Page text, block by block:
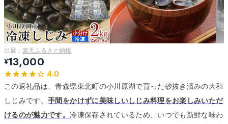
出展： 楽天ふるさと納税
¥13,000
4.0
この返礼品は、青森県東北町の小川原湖で育った砂抜き済みの大和
しじみです。手間をかけずに美味しいしじみ料理をお楽しみいただ
けるのが魅力です。冷凍保存されているため、いつでも新鮮な味わ